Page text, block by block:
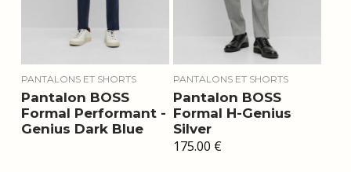
PANTALONS ET SHORTS
Pantalon BOSS
Formal Performant -
Genius Dark Blue
PANTALONS ET SHORTS
Pantalon BOSS
Formal H-Genius
Silver
175.00 €